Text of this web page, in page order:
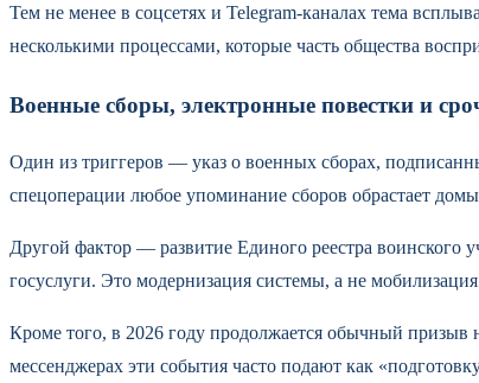
Тем не менее в соцсетях и Telegram-каналах тема
несколькими процессами, которые часть общества
Военные сборы, электронные повестки и
Один из триггеров — указ о военных сборах,
спецоперации любое упоминание сборов обрастает
Другой фактор — развитие Единого реестра воинского
госуслуги. Это модернизация системы, а не
Кроме того, в 2026 году продолжается обычный призыв
мессенджерах эти события часто подают как